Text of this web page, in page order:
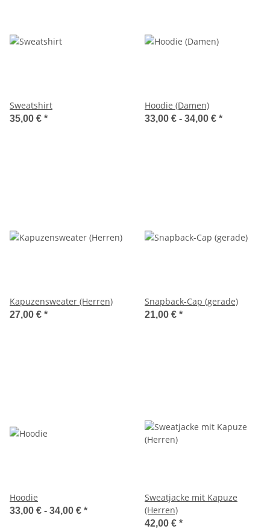
Sweatshirt
35,00 € *
Hoodie (Damen)
33,00 € - 34,00 € *
Kapuzensweater (Herren)
27,00 € *
Snapback-Cap (gerade)
21,00 € *
Hoodie
33,00 € - 34,00 € *
Sweatjacke mit Kapuze
(Herren)
42,00 € *